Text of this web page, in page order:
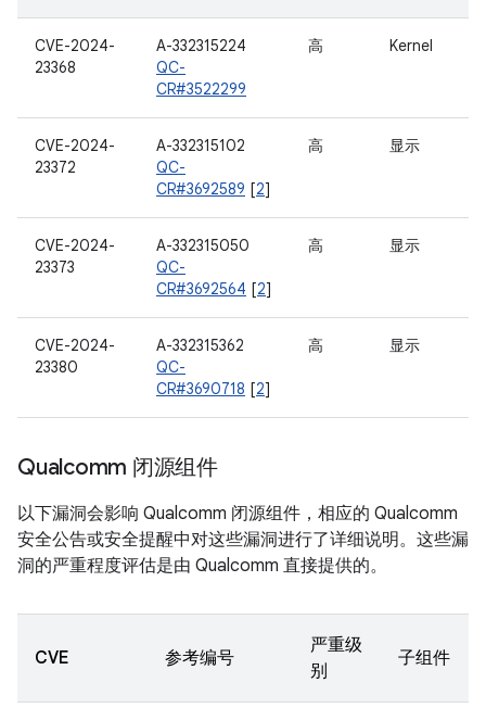
CVE-2024-
23368
A-332315224
QC-
CR#3522299
高 Kernel
CVE-2024-
23372
A-332315102
QC-
CR#3692589 [2]
高 显示
CVE-2024-
23373
A-332315050
QC-
CR#3692564 [2]
高 显示
CVE-2024-
23380
A-332315362
QC-
CR#3690718 [2]
高 显示
Qualcomm 闭源组件
以下漏洞会影响 Qualcomm 闭源组件，相应的 Qualcomm
安全公告或安全提醒中对这些漏洞进行了详细说明。这些漏
洞的严重程度评估是由 Qualcomm 直接提供的。
CVE 参考编号
严重级
别
子组件